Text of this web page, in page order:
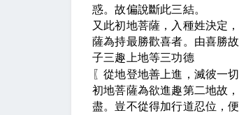
惑。故偏說斷此三結。
又此初地菩薩，入種姓決定
薩為持最勝歡喜者。由喜勝
子三趣上地等三功德
〖從地登地善上進，滅彼一
初地菩薩為欲進趣第二地故
盡。豈不從得加行道忍位，